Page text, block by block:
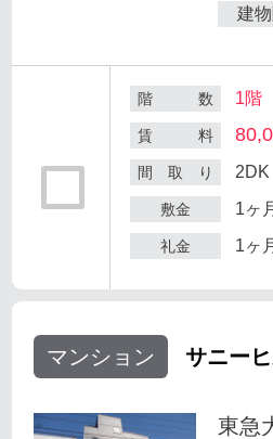
建
階 数 1階
賃 料
間 取 り 2DK
敷金 1ヶ
礼金 1ヶ
マンション サニー
東急